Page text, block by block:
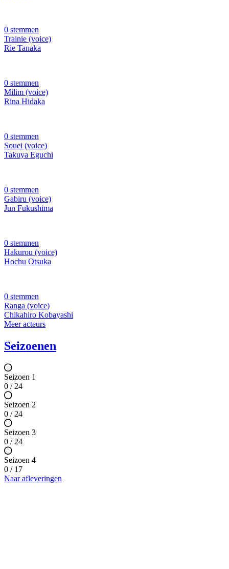
0 stemmen
Trainie (voice)
Rie Tanaka
0 stemmen
Milim (voice)
Rina Hidaka
0 stemmen
Souei (voice)
Takuya Eguchi
0 stemmen
Gabiru (voice)
Jun Fukushima
0 stemmen
Hakurou (voice)
Hochu Otsuka
0 stemmen
Ranga (voice)
Chikahiro Kobayashi
Meer acteurs
Seizoenen
Seizoen 1
0 / 24
Seizoen 2
0 / 24
Seizoen 3
0 / 24
Seizoen 4
0 / 17
Naar afleveringen